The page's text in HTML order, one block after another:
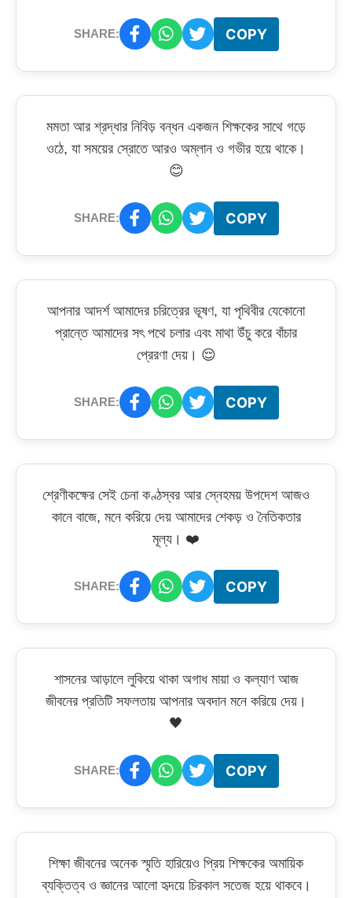
SHARE: COPY
মমতা আর শ্রদ্ধার নিবিড় বন্ধন একজন শিক্ষকের সাথে গড়ে
ওঠে, যা সময়ের স্রোতে আরও অম্লান ও গভীর হয়ে থাকে।
😊
SHARE: COPY
আপনার আদর্শ আমাদের চরিত্রের ভূষণ, যা পৃথিবীর যেকোনো
প্রান্তে আমাদের সৎ পথে চলার এবং মাথা উঁচু করে বাঁচার
প্রেরণা দেয়। 😌
SHARE: COPY
শ্রেণীকক্ষের সেই চেনা কণ্ঠস্বর আর স্নেহময় উপদেশ আজও
কানে বাজে, মনে করিয়ে দেয় আমাদের শেকড় ও নৈতিকতার
মূল্য। ❤️
SHARE: COPY
শাসনের আড়ালে লুকিয়ে থাকা অগাধ মায়া ও কল্যাণ আজ
জীবনের প্রতিটি সফলতায় আপনার অবদান মনে করিয়ে দেয়।
🖤
SHARE: COPY
শিক্ষা জীবনের অনেক স্মৃতি হারিয়েও প্রিয় শিক্ষকের অমায়িক
ব্যক্তিত্ব ও জ্ঞানের আলো হৃদয়ে চিরকাল সতেজ হয়ে থাকবে।